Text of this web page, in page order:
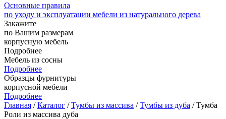
Основные правила
по уходу и эксплуатации мебели из натурального дерева
Закажите
по Вашим размерам
корпусную мебель
Подробнее
Мебель из сосны
Подробнее
Образцы фурнитуры
корпусной мебели
Подробнее
Главная /Каталог /Тумбы из массива /Тумбы из дуба / Тумба
Роли из массива дуба